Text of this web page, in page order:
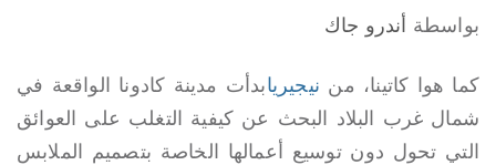
بواسطة أندرو جاك
كما هوا كاتينا، من نيجيريابدأت مدينة كادونا الواقعة في
شمال غرب البلاد البحث عن كيفية التغلب على العوائق
التي تحول دون توسيع أعمالها الخاصة بتصميم الملابس